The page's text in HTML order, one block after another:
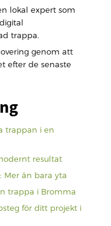
lokal expert som
trappa.
genom att
efter de senaste
trappan i en
resultat
Mer än bara yta
trappa i Bromma
för ditt projekt i